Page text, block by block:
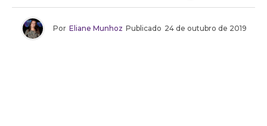
Por Eliane Munhoz Publicado 24 de outubro de 2019